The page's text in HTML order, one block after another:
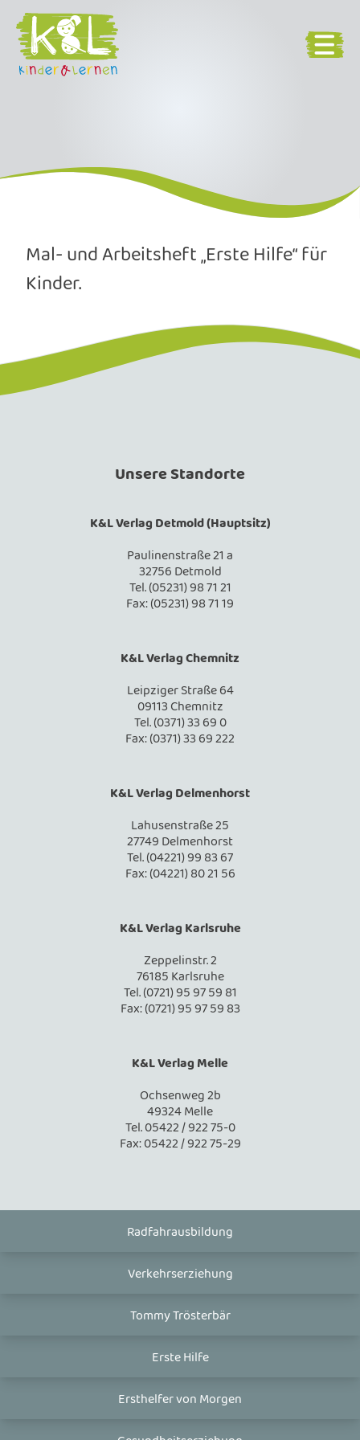
Mal- und Arbeitsheft „Erste Hilfe“ für
Kinder.
Unsere Standorte
K&L Verlag Detmold (Hauptsitz)
Paulinenstraße 21 a
32756 Detmold
Tel. (05231) 98 71 21
Fax: (05231) 98 71 19
K&L Verlag Chemnitz
Leipziger Straße 64
09113 Chemnitz
Tel. (0371) 33 69 0
Fax: (0371) 33 69 222
K&L Verlag Delmenhorst
Lahusenstraße 25
27749 Delmenhorst
Tel. (04221) 99 83 67
Fax: (04221) 80 21 56
K&L Verlag Karlsruhe
Zeppelinstr. 2
76185 Karlsruhe
Tel. (0721) 95 97 59 81
Fax: (0721) 95 97 59 83
K&L Verlag Melle
Ochsenweg 2b
49324 Melle
Tel. 05422 / 922 75-0
Fax: 05422 / 922 75-29
Radfahrausbildung
Verkehrserziehung
Tommy Trösterbär
Erste Hilfe
Ersthelfer von Morgen